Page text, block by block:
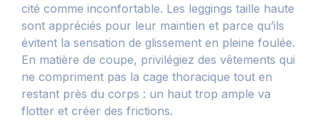
cité comme inconfortable. Les leggings taille haute
sont appréciés pour leur maintien et parce qu’ils
évitent la sensation de glissement en pleine foulée.
En matière de coupe, privilégiez des vêtements qui
ne compriment pas la cage thoracique tout en
restant près du corps : un haut trop ample va
flotter et créer des frictions.